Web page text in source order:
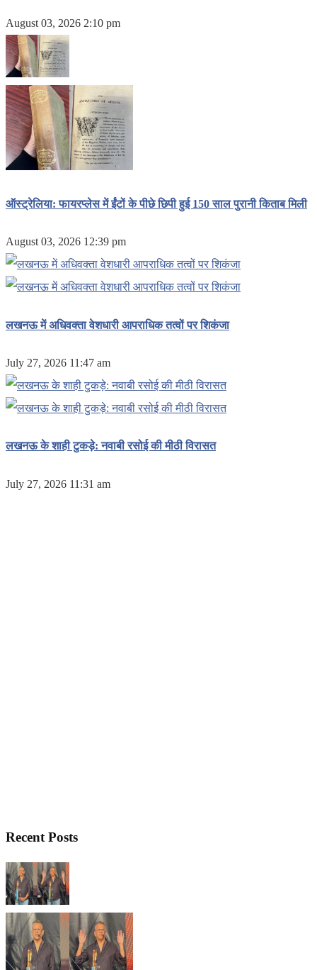
August 03, 2026 2:10 pm
ऑस्ट्रेलिया: फायरप्लेस में ईंटों के पीछे छिपी हुई 150 साल पुरानी किताब मिली
August 03, 2026 12:39 pm
लखनऊ में अधिवक्ता वेशधारी आपराधिक तत्वों पर शिकंजा
July 27, 2026 11:47 am
लखनऊ के शाही टुकड़े: नवाबी रसोई की मीठी विरासत
July 27, 2026 11:31 am
Recent Posts